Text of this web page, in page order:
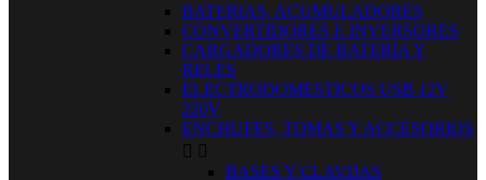
BATERIAS, ACUMULADORES
CONVERTIDORES E INVERSORES
CARGADORES DE BATERIA Y
RELES
ELECTRODOMESTICOS USB 12V
220V
ENCHUFES, TOMAS Y ACCESORIOS
 
BASES Y CLAVIJAS